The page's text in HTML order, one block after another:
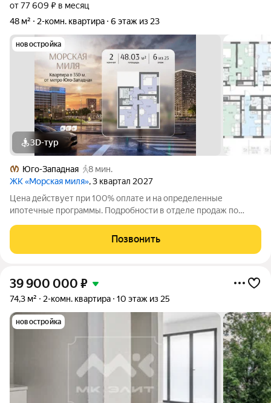
от 77 609 ₽ в месяц
48 м²
2-комн. квартира 6 этаж из 23
новостройка
3D-тур
Юго-Западная
8 мин.
ЖК «Морская миля», 3 квартал 2027
Цена действует при 100% оплате и на определенные
ипотечные программы. Подробности в отделе продаж по
миля» на 6 этаже. Общая площадь составляет 48.03 кв. м.
Квартира с чистовой отделкой. Жилой
Позвонить
39 900 000 ₽
74,3 м² 2-комн. квартира 10 этаж из 25
новостройка